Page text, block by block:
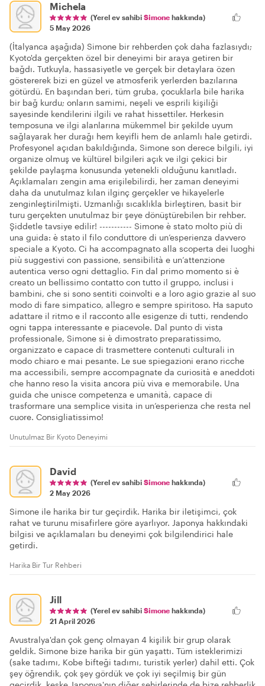
Michela
(Yerel ev sahibi Simone hakkında)
5 May 2026
(İtalyanca aşağıda) Simone bir rehberden çok daha fazlasıydı;
Kyoto'da gerçekten özel bir deneyimi bir araya getiren bir
bağdı. Tutkuyla, hassasiyetle ve gerçek bir detaylara özen
göstererek bizi en güzel ve atmosferik yerlerden bazılarına
götürdü. En başından beri, tüm gruba, çocuklarla bile harika
bir bağ kurdu; onların samimi, neşeli ve esprili kişiliği
sayesinde kendilerini ilgili ve rahat hissettiler. Herkesin
temposuna ve ilgi alanlarına mükemmel bir şekilde uyum
sağlayarak her durağı hem keyifli hem de anlamlı hale getirdi.
Profesyonel açıdan bakıldığında, Simone son derece bilgili, iyi
organize olmuş ve kültürel bilgileri açık ve ilgi çekici bir
şekilde paylaşma konusunda yetenekli olduğunu kanıtladı.
Açıklamaları zengin ama erişilebilirdi, her zaman deneyimi
daha da unutulmaz kılan ilginç gerçekler ve hikayelerle
zenginleştirilmişti. Uzmanlığı sıcaklıkla birleştiren, basit bir
turu gerçekten unutulmaz bir şeye dönüştürebilen bir rehber.
Şiddetle tavsiye edilir! ----------- Simone è stato molto più di
una guida: è stato il filo conduttore di un’esperienza davvero
speciale a Kyoto. Ci ha accompagnato alla scoperta dei luoghi
più suggestivi con passione, sensibilità e un’attenzione
autentica verso ogni dettaglio. Fin dal primo momento si è
creato un bellissimo contatto con tutto il gruppo, inclusi i
bambini, che si sono sentiti coinvolti e a loro agio grazie al suo
modo di fare simpatico, allegro e sempre spiritoso. Ha saputo
adattare il ritmo e il racconto alle esigenze di tutti, rendendo
ogni tappa interessante e piacevole. Dal punto di vista
professionale, Simone si è dimostrato preparatissimo,
organizzato e capace di trasmettere contenuti culturali in
modo chiaro e mai pesante. Le sue spiegazioni erano ricche
ma accessibili, sempre accompagnate da curiosità e aneddoti
che hanno reso la visita ancora più viva e memorabile. Una
guida che unisce competenza e umanità, capace di
trasformare una semplice visita in un’esperienza che resta nel
cuore. Consigliatissimo!
Unutulmaz Bir Kyoto Deneyimi
David
(Yerel ev sahibi Simone hakkında)
2 May 2026
Simone ile harika bir tur geçirdik. Harika bir iletişimci, çok
rahat ve turunu misafirlere göre ayarlıyor. Japonya hakkındaki
bilgisi ve açıklamaları bu deneyimi çok bilgilendirici hale
getirdi.
Harika Bir Tur Rehberi
Jill
(Yerel ev sahibi Simone hakkında)
21 April 2026
Avustralya'dan çok genç olmayan 4 kişilik bir grup olarak
geldik. Simone bize harika bir gün yaşattı. Tüm isteklerimizi
(sake tadımı, Kobe bifteği tadımı, turistik yerler) dahil etti. Çok
şey öğrendik, çok şey gördük ve çok iyi seçilmiş bir gün